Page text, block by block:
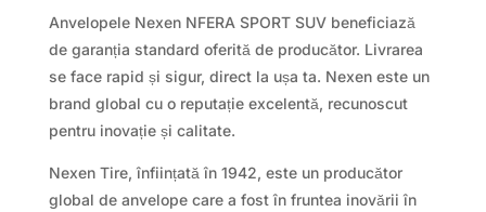
Anvelopele Nexen NFERA SPORT SUV beneficiază
de garanția standard oferită de producător. Livrarea
se face rapid și sigur, direct la ușa ta. Nexen este un
brand global cu o reputație excelentă, recunoscut
pentru inovație și calitate.
Nexen Tire, înființată în 1942, este un producător
global de anvelope care a fost în fruntea inovării în